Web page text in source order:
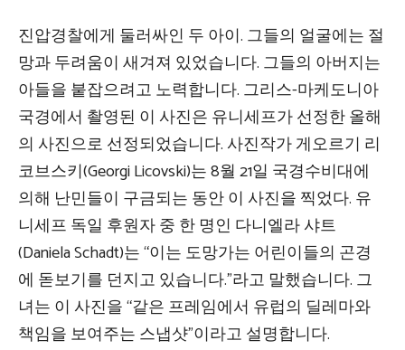
진압경찰에게 둘러싸인 두 아이. 그들의 얼굴에는 절
망과 두려움이 새겨져 있었습니다. 그들의 아버지는
아들을 붙잡으려고 노력합니다. 그리스-마케도니아
국경에서 촬영된 이 사진은 유니세프가 선정한 올해
의 사진으로 선정되었습니다. 사진작가 게오르기 리
코브스키(Georgi Licovski)는 8월 21일 국경수비대에
의해 난민들이 구금되는 동안 이 사진을 찍었다. 유
니세프 독일 후원자 중 한 명인 다니엘라 샤트
(Daniela Schadt)는 “이는 도망가는 어린이들의 곤경
에 돋보기를 던지고 있습니다.”라고 말했습니다. 그
녀는 이 사진을 “같은 프레임에서 유럽의 딜레마와
책임을 보여주는 스냅샷”이라고 설명합니다.